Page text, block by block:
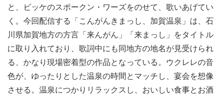
と、ビッケのスポークン・ワーズをのせて、歌いあげてい
く。今回配信する「こんがんきまっし、加賀温泉」は、石
川県加賀地方の方言「来んがん」「来まっし」をタイトル
に取り入れており、歌詞中にも同地方の地名が見受けられ
る、かなり現場密着型の作品となっている。ウクレレの音
色が、ゆったりとした温泉の時間とマッチし、宴会を想像
させる。温泉につかりリラックスし、おいしい食事とお酒